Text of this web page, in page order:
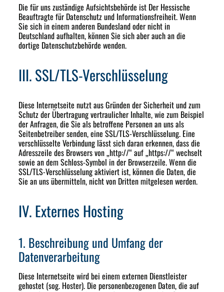
Die für uns zuständige Aufsichtsbehörde ist Der Hessische
Beauftragte für Datenschutz und Informationsfreiheit. Wenn
Sie sich in einem anderen Bundesland oder nicht in
Deutschland aufhalten, können Sie sich aber auch an die
dortige Datenschutzbehörde wenden.
III. SSL/TLS-Verschlüsselung
Diese Internetseite nutzt aus Gründen der Sicherheit und zum
Schutz der Übertragung vertraulicher Inhalte, wie zum Beispiel
der Anfragen, die Sie als betroffene Personen an uns als
Seitenbetreiber senden, eine SSL/TLS-Verschlüsselung. Eine
verschlüsselte Verbindung lässt sich daran erkennen, dass die
Adresszeile des Browsers von „http://“ auf „https://“ wechselt
sowie an dem Schloss-Symbol in der Browserzeile. Wenn die
SSL/TLS-Verschlüsselung aktiviert ist, können die Daten, die
Sie an uns übermitteln, nicht von Dritten mitgelesen werden.
IV. Externes Hosting
1. Beschreibung und Umfang der
Datenverarbeitung
Diese Internetseite wird bei einem externen Dienstleister
gehostet (sog. Hoster). Die personenbezogenen Daten, die auf